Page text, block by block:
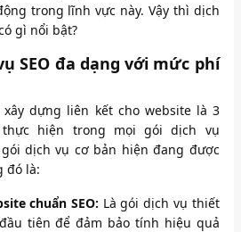
trong lĩnh vực này. Vậy thì dịch
gì nổi bật?
SEO đa dạng với mức phí
dựng liên kết cho website là 3
hiện trong mọi gói dịch vụ
gói dịch vụ cơ bản hiện đang được
đó là:
chuẩn SEO: Là gói dịch vụ thiết
tiên để đảm bảo tính hiệu quả